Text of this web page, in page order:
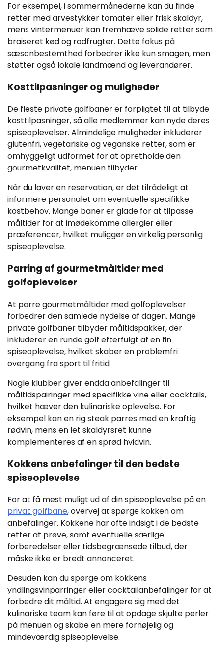
For eksempel, i sommermånederne kan du finde
retter med arvestykker tomater eller frisk skaldyr,
mens vintermenuer kan fremhæve solide retter som
braiseret kød og rodfrugter. Dette fokus på
sæsonbestemthed forbedrer ikke kun smagen, men
støtter også lokale landmænd og leverandører.
Kosttilpasninger og muligheder
De fleste private golfbaner er forpligtet til at tilbyde
kosttilpasninger, så alle medlemmer kan nyde deres
spiseoplevelser. Almindelige muligheder inkluderer
glutenfri, vegetariske og veganske retter, som er
omhyggeligt udformet for at opretholde den
gourmetkvalitet, menuen tilbyder.
Når du laver en reservation, er det tilrådeligt at
informere personalet om eventuelle specifikke
kostbehov. Mange baner er glade for at tilpasse
måltider for at imødekomme allergier eller
præferencer, hvilket muliggør en virkelig personlig
spiseoplevelse.
Parring af gourmetmåltider med
golfoplevelser
At parre gourmetmåltider med golfoplevelser
forbedrer den samlede nydelse af dagen. Mange
private golfbaner tilbyder måltidspakker, der
inkluderer en runde golf efterfulgt af en fin
spiseoplevelse, hvilket skaber en problemfri
overgang fra sport til fritid.
Nogle klubber giver endda anbefalinger til
måltidspairinger med specifikke vine eller cocktails,
hvilket hæver den kulinariske oplevelse. For
eksempel kan en rig steak parres med en kraftig
rødvin, mens en let skaldyrsret kunne
komplementeres af en sprød hvidvin.
Kokkens anbefalinger til den bedste
spiseoplevelse
For at få mest muligt ud af din spiseoplevelse på en
privat golfbane, overvej at spørge kokken om
anbefalinger. Kokkene har ofte indsigt i de bedste
retter at prøve, samt eventuelle særlige
forberedelser eller tidsbegrænsede tilbud, der
måske ikke er bredt annonceret.
Desuden kan du spørge om kokkens
yndlingsvinparringer eller cocktailanbefalinger for at
forbedre dit måltid. At engagere sig med det
kulinariske team kan føre til at opdage skjulte perler
på menuen og skabe en mere fornøjelig og
mindeværdig spiseoplevelse.